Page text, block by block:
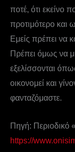
ποτέ, ότι εκείνο
προτιμότερο και
Εμείς πρέπει να
Πρέπει όμως να
εξελίσσονται
οικονομεί και
φανταζόμαστε.
Πηγή: Περιοδικό
https://